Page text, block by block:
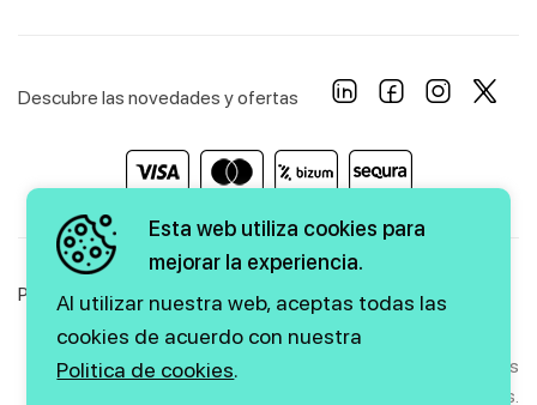
Descubre las novedades y ofertas
Política de Privacidad Política de Cookies Aviso Legal
Copyright © 2026 firstmarkt. Todos los derechos
reservados.
Esta web utiliza cookies para
mejorar la experiencia.
Al utilizar nuestra web, aceptas todas las
cookies de acuerdo con nuestra
Politica de cookies.